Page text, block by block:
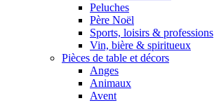
Peluches
Père Noël
Sports, loisirs & professions
Vin, bière & spiritueux
Pièces de table et décors
Anges
Animaux
Avent